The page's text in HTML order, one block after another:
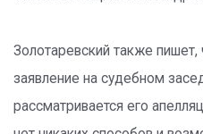
Золотаревский также
заявление на судебном
рассматривается его